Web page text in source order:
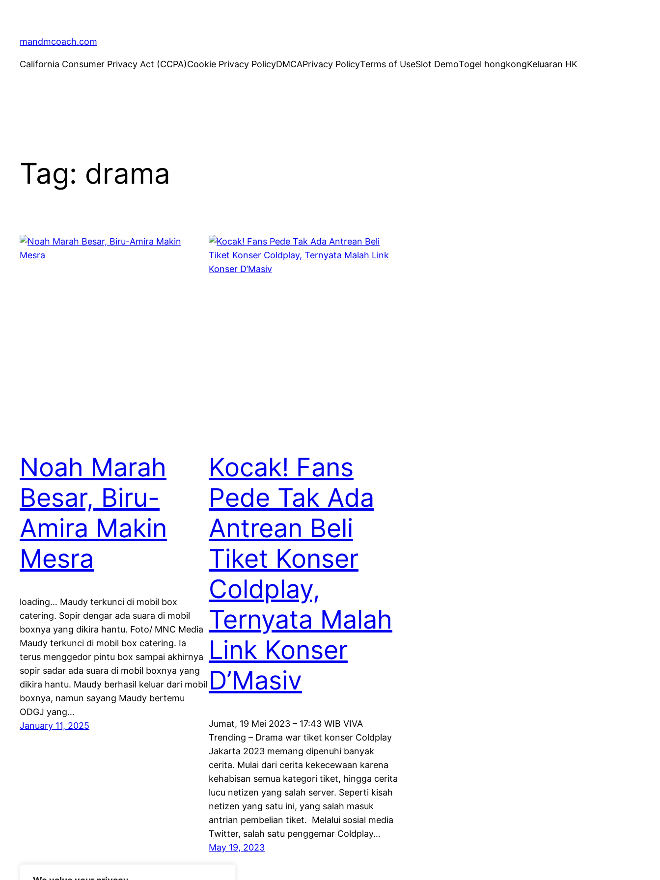
content
mandmcoach.com
California Consumer Privacy Act (CCPA)Cookie Privacy PolicyDMCAPrivacy PolicyTerms of UseSlot DemoTogel hongkongKeluaran HK
Tag: drama
Noah Marah
Besar, Biru-
Amira Makin
Mesra
loading… Maudy terkunci di mobil box
catering. Sopir dengar ada suara di mobil
boxnya yang dikira hantu. Foto/ MNC Media
Maudy terkunci di mobil box catering. Ia
terus menggedor pintu box sampai akhirnya
sopir sadar ada suara di mobil boxnya yang
dikira hantu. Maudy berhasil keluar dari mobil
boxnya, namun sayang Maudy bertemu
ODGJ yang…
January 11, 2025
Kocak! Fans
Pede Tak Ada
Antrean Beli
Tiket Konser
Coldplay,
Ternyata Malah
Link Konser
D’Masiv
Jumat, 19 Mei 2023 – 17:43 WIB VIVA
Trending – Drama war tiket konser Coldplay
Jakarta 2023 memang dipenuhi banyak
cerita. Mulai dari cerita kekecewaan karena
kehabisan semua kategori tiket, hingga cerita
lucu netizen yang salah server. Seperti kisah
netizen yang satu ini, yang salah masuk
antrian pembelian tiket. Melalui sosial media
Twitter, salah satu penggemar Coldplay…
May 19, 2023